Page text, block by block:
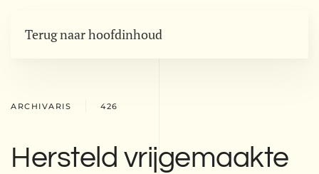
Terug naar hoofdinhoud
ARCHIVARIS 426
Hersteld vrijgemaakte